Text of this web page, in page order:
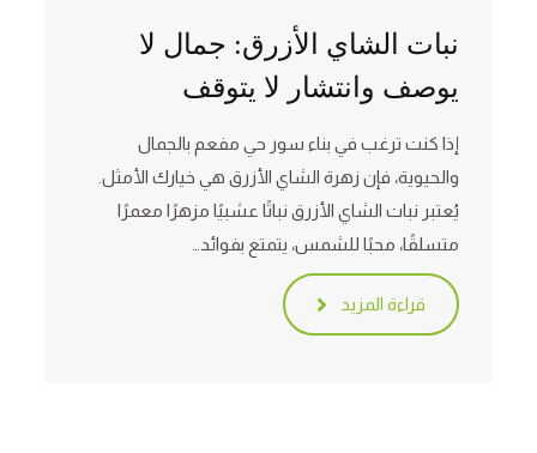
نبات الشاي الأزرق: جمال لا
يوصف وانتشار لا يتوقف
إذا كنت ترغب في بناء سور حي مفعم بالجمال
والحيوية، فإن زهرة الشاي الأزرق هي خيارك الأمثل.
يُعتبر نبات الشاي الأزرق نباتًا عشبيًا مزهرًا معمرًا
متسلقًا، محبًا للشمس، يتمتع بفوائد…
قراءة المزيد